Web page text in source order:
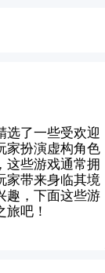
选了一些受欢迎
家扮演虚构角色
这些游戏通常拥
家带来身临其境
趣，下面这些游
吧！